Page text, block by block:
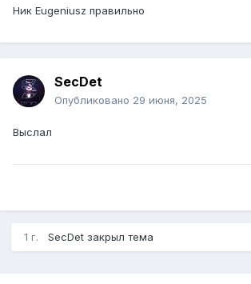
Ник Eugeniusz правильно
SecDet
Опубликовано 29 июня, 2025
Выслал
1 г. SecDet закрыл тема